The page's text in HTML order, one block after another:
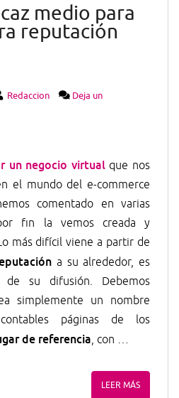
medio para
reputación
Redaccion
Deja un
un negocio virtualque nos
el mundo del e-commerce
comentado en varias
fin la vemos creada y
más difícil viene a partir de
a su alrededor, es
de su difusión. Debemos
simplemente un nombre
páginas de los
de referencia, con …
LEER MÁS